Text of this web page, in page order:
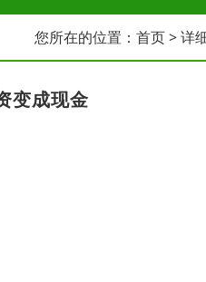
您所在的位置： 首页> 详
变成现金